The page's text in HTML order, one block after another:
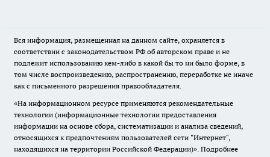
Вся информация, размещенная на данном сайте, охраняется в
соответствии с законодательством РФ об авторском праве и не
подлежит использованию кем-либо в какой бы то ни было форме, в
том числе воспроизведению, распространению, переработке не иначе
как с письменного разрешения правообладателя.
«На информационном ресурсе применяются рекомендательные
технологии (информационные технологии предоставления
информации на основе сбора, систематизации и анализа сведений,
относящихся к предпочтениям пользователей сети "Интернет",
находящихся на территории Российской Федерации)». Подробнее